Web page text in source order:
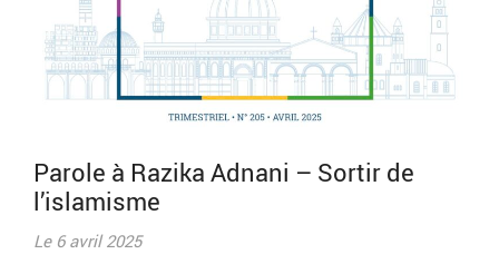
Parole à Razika Adnani – Sortir de
l’islamisme
Le 6 avril 2025